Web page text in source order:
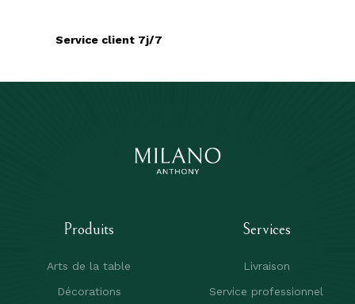
Service client 7j/7
Produits
Arts de la table
Décorations
Services
Livraison
Service professionnel